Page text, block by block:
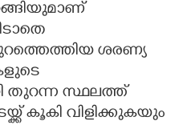
ശരണ്യ
തുറന്ന സ്ഥലത്ത്
കൂകി വിളിക്കുകയും